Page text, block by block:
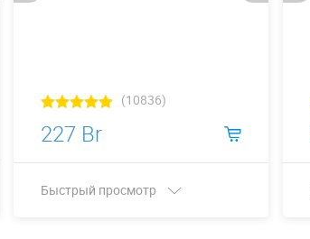
(10836)
227 Br
Быстрый просмотр